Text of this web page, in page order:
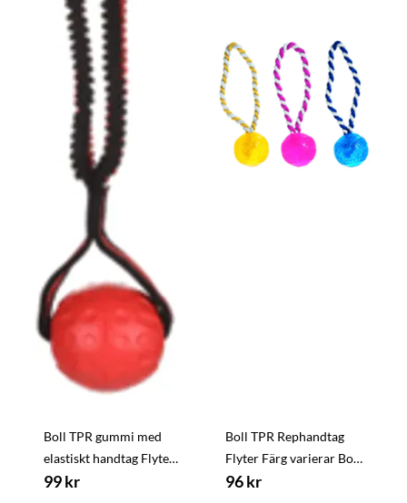
Boll TPR gummi med
elastiskt handtag Flyter
Röd Boll diameter 7 cm
99 kr
Boll TPR Rephandtag
Flyter Färg varierar Boll
diameter ca 6,5 cm
96 kr